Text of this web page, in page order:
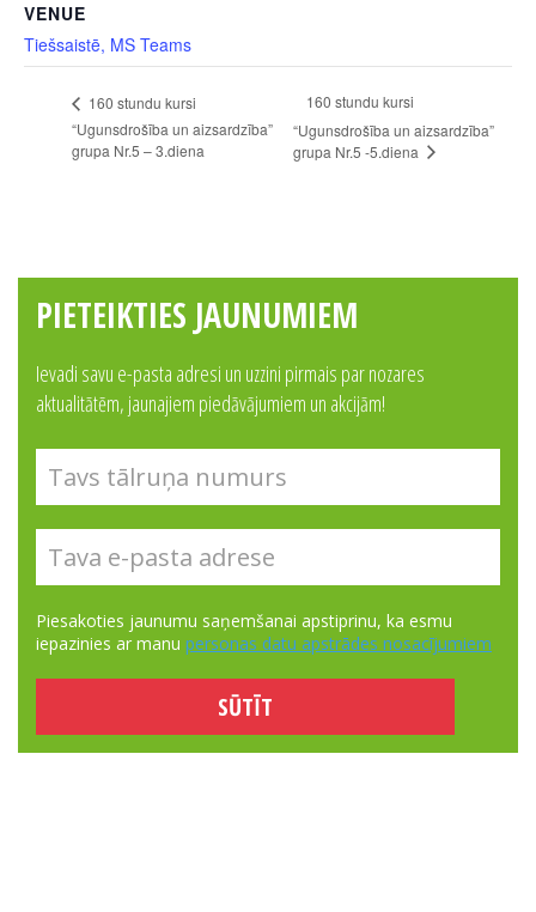
VENUE
Tiešsaistē, MS Teams
160 stundu kursi
“Ugunsdrošība un aizsardzība”
grupa Nr.5 – 3.diena
160 stundu kursi
“Ugunsdrošība un aizsardzība”
grupa Nr.5 -5.diena
PIETEIKTIES JAUNUMIEM
Ievadi savu e-pasta adresi un uzzini pirmais par nozares
aktualitātēm, jaunajiem piedāvājumiem un akcijām!
Piesakoties jaunumu saņemšanai apstiprinu, ka esmu
iepazinies ar manu personas datu apstrādes nosacījumiem